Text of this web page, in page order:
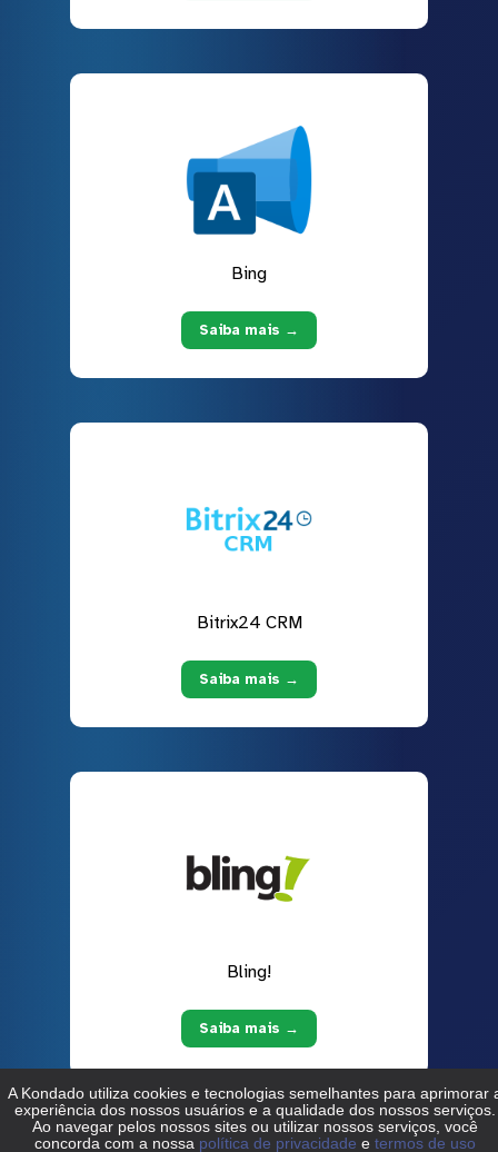
Bing
Saiba mais →
Bitrix24 CRM
Saiba mais →
Bling!
Saiba mais →